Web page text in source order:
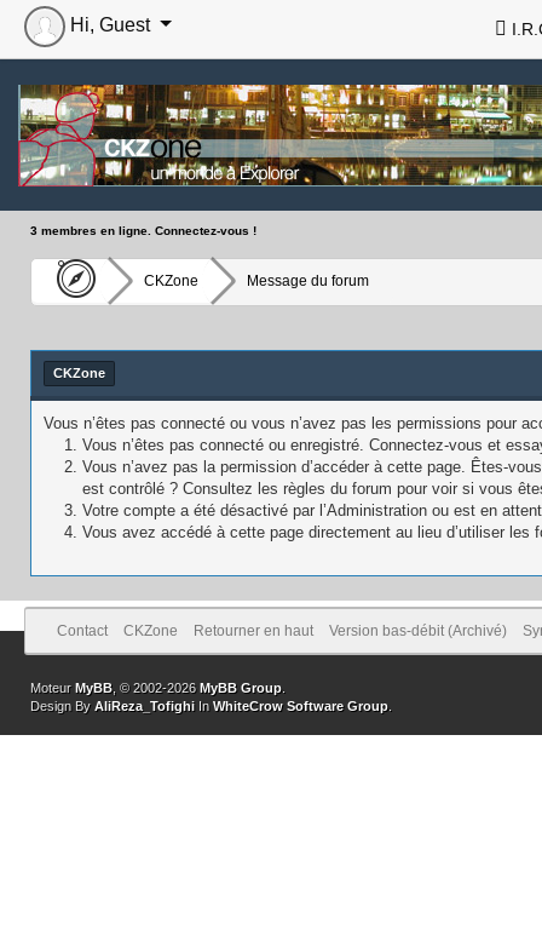
Hi, Guest
3 membres en ligne. Connectez-vous !
CKZone Message du forum
CKZone
Vous n’êtes pas connecté ou vous n’avez pas les permissions pour
Vous n’êtes pas connecté ou enregistré. Connectez-vous et
Vous n’avez pas la permission d’accéder à cette page. Êtes-
est contrôlé ? Consultez les règles du forum pour voir si vous
Votre compte a été désactivé par l’Administration ou est en
Vous avez accédé à cette page directement au lieu d’utiliser les
Contact CKZone Retourner en haut Version bas-débit (Archivé)
Moteur MyBB , © 2002-2026MyBB Group
Design By AliReza_Tofighi In WhiteCrow Software Group